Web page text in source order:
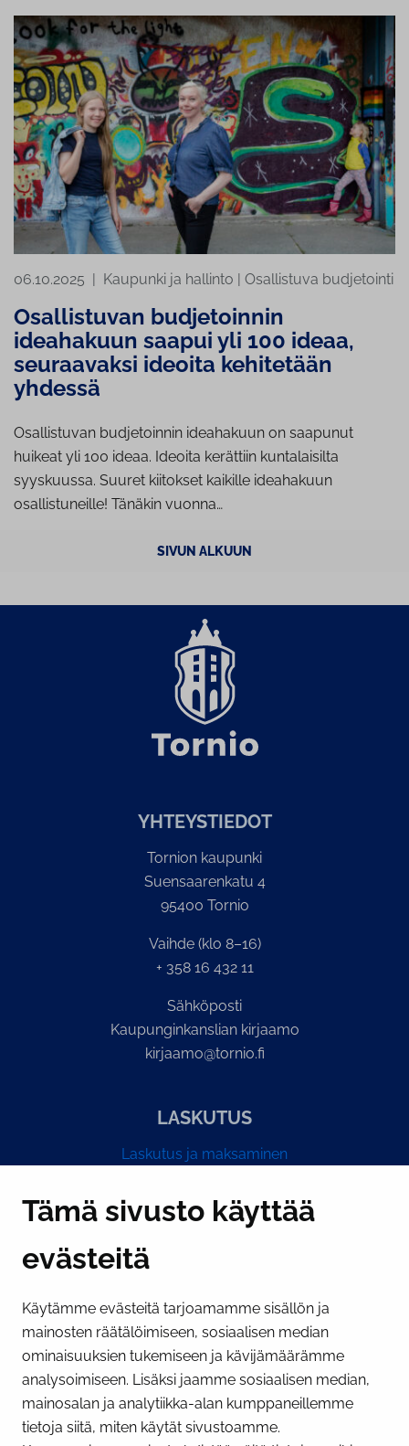
Tämä sivusto käyttää
evästeitä
Käytämme evästeitä tarjoamamme sisällön ja
mainosten räätälöimiseen, sosiaalisen median
ominaisuuksien tukemiseen ja kävijämäärämme
analysoimiseen. Lisäksi jaamme sosiaalisen median,
mainosalan ja analytiikka-alan kumppaneillemme
tietoja siitä, miten käytät sivustoamme.
06.10.2025 Kaupunki ja hallinto Osallistuva budjetointi
Osallistuvan budjetoinnin
ideahakuun saapui yli 100 ideaa,
seuraavaksi ideoita kehitetään
yhdessä
Osallistuvan budjetoinnin ideahakuun on saapunut
huikeat yli 100 ideaa. Ideoita kerättiin kuntalaisilta
syyskuussa. Suuret kiitokset kaikille ideahakuun
osallistuneille! Tänäkin vuonna…
SIVUN ALKUUN
YH­TEYS­TIE­DOT
Tornion kaupunki
Suensaarenkatu 4
95400 Tornio
Vaihde (klo 8–16)
+ 358 16 432 11
Sähköposti
Kaupunginkanslian kirjaamo
kirjaamo@tornio.fi
LASKUTUS
Laskutus ja maksaminen
PI­KA­LINK­KE­JÄ
Näytä evästeasetukseni
SOSIAALINEN MEDIA
Facebook InstagramYouTube